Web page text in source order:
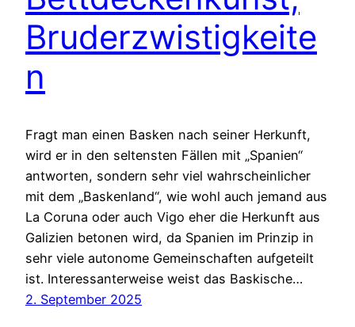
Bruderzwistigkeite
n
Fragt man einen Basken nach seiner Herkunft,
wird er in den seltensten Fällen mit „Spanien“
antworten, sondern sehr viel wahrscheinlicher
mit dem „Baskenland“, wie wohl auch jemand aus
La Coruna oder auch Vigo eher die Herkunft aus
Galizien betonen wird, da Spanien im Prinzip in
sehr viele autonome Gemeinschaften aufgeteilt
ist. Interessanterweise weist das Baskische…
2. September 2025